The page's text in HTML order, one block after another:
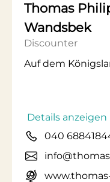
Thomas
Wandsbek
Discounter
Auf dem
Details anzeigen
040